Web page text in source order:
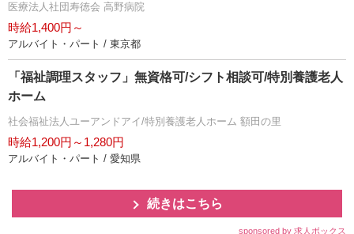
医療法人社団寿徳会 高野病院
時給1,400円～
アルバイト・パート / 東京都
「福祉調理スタッフ」無資格可/シフト相談可/特別養護老人
ホーム
社会福祉法人ユーアンドアイ/特別養護老人ホーム 額田の里
時給1,200円～1,280円
アルバイト・パート / 愛知県
続きはこちら
sponsored by 求人ボックス